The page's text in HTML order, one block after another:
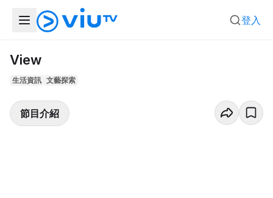
登入
View
生活資訊 文藝探索
節目介紹